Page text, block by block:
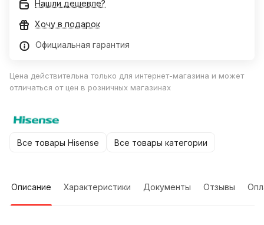
Нашли дешевле?
Хочу в подарок
Официальная гарантия
Цена действительна только для интернет-магазина и может
отличаться от цен в розничных магазинах
Все товары Hisense Все товары категории
Описание Характеристики Документы Отзывы